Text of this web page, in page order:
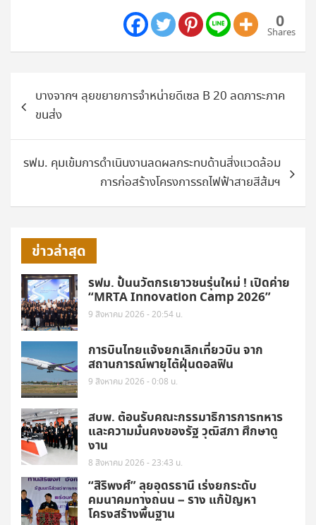
0
Shares
เรื่องบางจากฯ ลุยขยายการจำหน่ายดีเซล B 20 ลดภาระภาค
ขนส่ง
รฟม. คุมเข้มการดำเนินงานลดผลกระทบด้านสิ่งแวดล้อม
การก่อสร้างโครงการรถไฟฟ้าสายสีส้มฯ
ข่าวล่าสุด
รฟม. ปั้นนวัตกรเยาวชนรุ่นใหม่ ! เปิดค่าย
“MRTA Innovation Camp 2026”
9 สิงหาคม 2026 - 20:54 น.
การบินไทยแจ้งยกเลิกเที่ยวบิน จาก
สถานการณ์พายุไต้ฝุ่นดอลฟิน
9 สิงหาคม 2026 - 0:08 น.
สบพ. ต้อนรับคณะกรรมาธิการการทหาร
และความมั่นคงของรัฐ วุฒิสภา ศึกษาดู
งาน
8 สิงหาคม 2026 - 23:43 น.
“สิริพงศ์” ลุยอุดรธานี เร่งยกระดับ
คมนาคมทางถนน – ราง แก้ปัญหา
โครงสร้างพื้นฐาน